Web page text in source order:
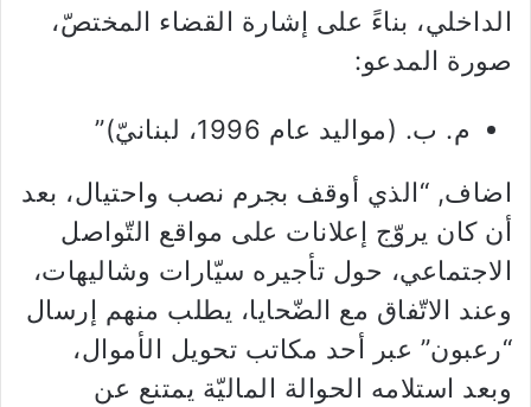
الداخلي، بناءً على إشارة القضاء المختصّ،
صورة المدعو:
م. ب. (مواليد عام 1996، لبنانيّ)”
اضاف, “الذي أوقف بجرم نصب واحتيال، بعد
أن كان يروّج إعلانات على مواقع التّواصل
الاجتماعي، حول تأجيره سيّارات وشاليهات،
وعند الاتّفاق مع الضّحايا، يطلب منهم إرسال
“رعبون” عبر أحد مكاتب تحويل الأموال،
وبعد استلامه الحوالة الماليّة يمتنع عن